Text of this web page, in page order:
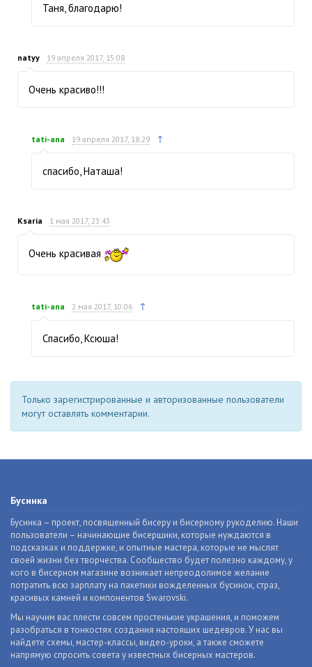
Таня, благодарю!
natyy 19 апреля 2017, 15:08
Очень красиво!!!
tati-ana 19 апреля 2017, 18:29 ↑
спасибо, Наташа!
Ksaria 1 мая 2017, 23:43
Очень красивая
tati-ana 2 мая 2017, 10:06 ↑
Спасибо, Ксюша!
Только зарегистрированные и авторизованные пользователи
могут оставлять комментарии.
Бусинка
Бусинка – проект, посвященный бисеру и бисерному рукоделию. Наши
пользователи – начинающие бисерщики, которые нуждаются в
подсказках и поддержке, и опытные мастера, которые не мыслят
своей жизни без творчества. Сообщество будет полезно каждому, у
кого в бисерном магазине возникает непреодолимое желание
потратить всю зарплату на пакетики вожделенных бусинок, страз,
красивых камней и компонентов Swarovski.
Мы научим вас плести совсем простенькие украшения, и поможем
разобраться в тонкостях создания настоящих шедевров. У нас вы
найдете схемы, мастер-классы, видео-уроки, а также сможете
напрямую спросить совета у известных бисерных мастеров.